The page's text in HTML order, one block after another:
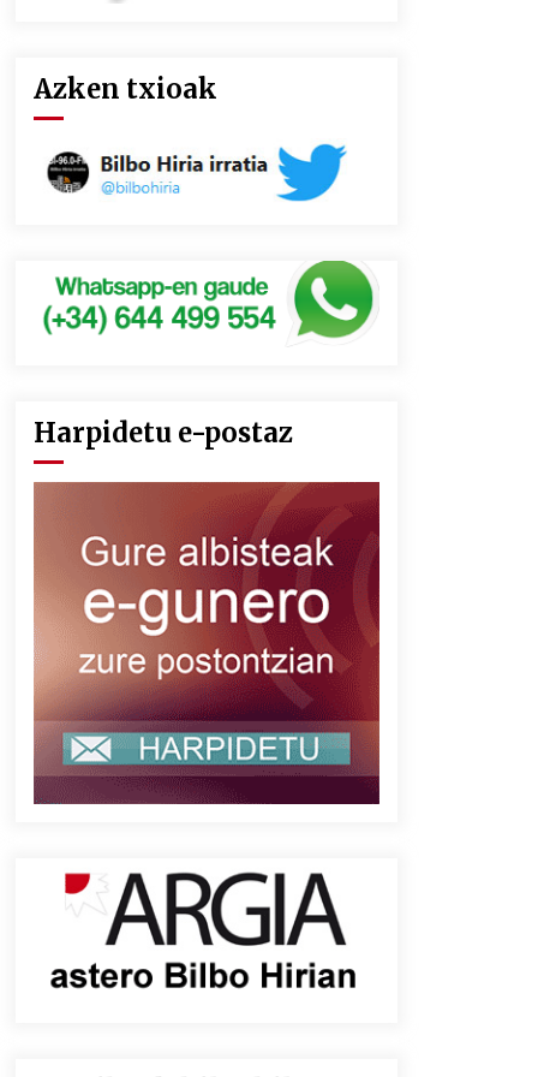
Azken txioak
Harpidetu e-postaz